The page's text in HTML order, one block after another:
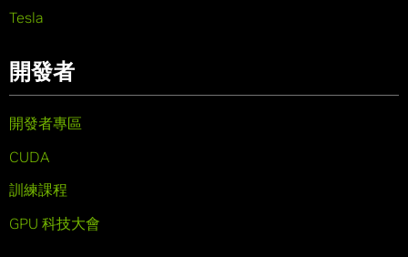
Tesla
開發者
開發者專區
CUDA
訓練課程
GPU 科技大會